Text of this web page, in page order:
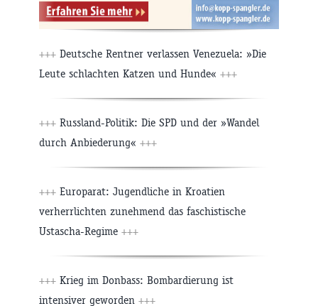
+++ Deutsche Rentner verlassen Venezuela: »Die
Leute schlachten Katzen und Hunde« +++
+++ Russland-Politik: Die SPD und der »Wandel
durch Anbiederung« +++
+++ Europarat: Jugendliche in Kroatien
verherrlichten zunehmend das faschistische
Ustascha-Regime +++
+++ Krieg im Donbass: Bombardierung ist
intensiver geworden +++